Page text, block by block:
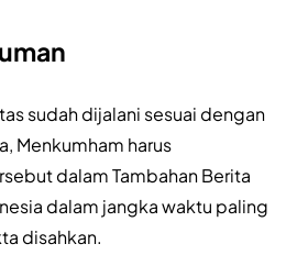
sudah dijalani sesuai dengan
Menkumham harus
dalam Tambahan Berita
dalam jangka waktu paling
disahkan.